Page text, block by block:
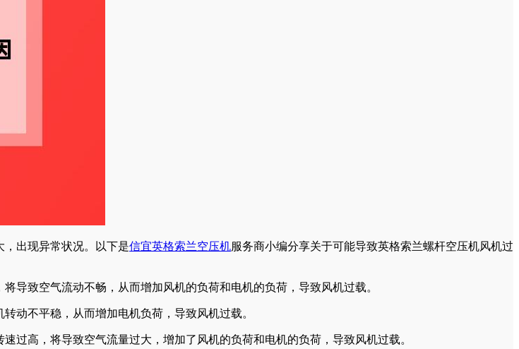
出现异常状况。以下是信宜英格索兰空压机服务商小编分享关于可能导致英格索兰螺杆空压机风机过
导致空气流动不畅，从而增加风机的负荷和电机的负荷，导致风机过载。
动不平稳，从而增加电机负荷，导致风机过载。
过高，将导致空气流量过大，增加了风机的负荷和电机的负荷，导致风机过载。